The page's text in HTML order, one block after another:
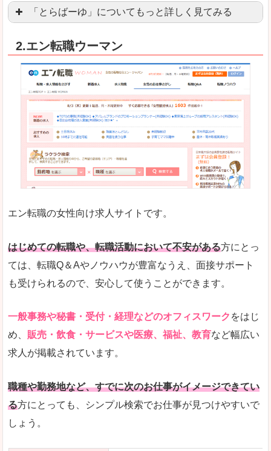
「とらばーゆ」についてもっと詳しく見てみる
良いところ
スマホアプリやソーシャルアカウントが充実して
「ファッション・ブランドページ」という検索
悪いところ
事務などのオフィスワークを探している方にとっ
専門性が強い部分があるので、逆に一般的なお仕
詳しい説明
とにかく、女性ならではの職種の専門性が高いの
また、アパレル・コスメ、エステ・ネイル・美容
人気度
専門性が高いので、これらのお仕事に転職を考
リクルートグループなので、大手という安心感も
使いやすさ
検索がしやすく、求人詳細にも画像やイラストな
2.エン転職ウーマン
エン転職の女性向け求人サイトです。
はじめての転職や、転職活動において不安がある方にとっ
ては、転職Q＆Aやノウハウが豊富なうえ、面接サポート
も受けられるので、安心して使うことができます。
一般事務や秘書・受付・経理などのオフィスワーク をはじ
め、 販売・飲食・サービスや医療、福祉、教育など幅広い
求人が掲載されています。
職種や勤務地など、すでに次のお仕事がイメージできてい
る方にとっても、シンプル検索でお仕事が見つけやすいで
しょう。